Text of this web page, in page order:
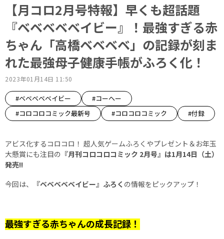
【月コロ2月号特報】早くも超話題
『ベベベベベイビー』！最強すぎる赤
ちゃん「高橋ベベベベ」の記録が刻ま
れた最強母子健康手帳がふろく化！
2023年01月14日 11:50
#ベベベベベイビー
#コーヘー
#コロコロコミック最新号
#コロコロコミック #付録
アビス化するコロコロ！ 超人気ゲームふろくやプレゼント＆お年玉
大懸賞にも注目の 『月刊コロコロコミック 2月号』は1月14日（土）
発売!!
今回は、
『ベベベベベイビー』ふろく の情報をピックアップ！
最強すぎる赤ちゃんの成長記録！